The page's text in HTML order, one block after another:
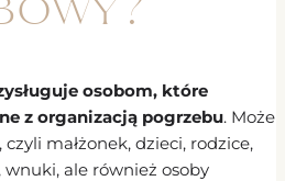
osobom, które
z organizacją pogrzebu. Może
małżonek, dzieci, rodzice,
ale również osoby